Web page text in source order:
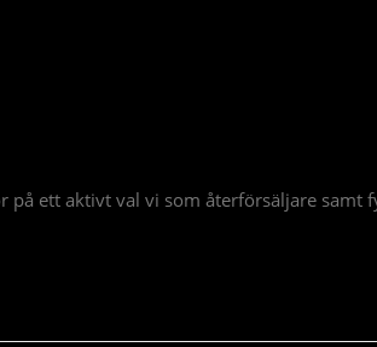
ett aktivt val vi som återförsäljare samt